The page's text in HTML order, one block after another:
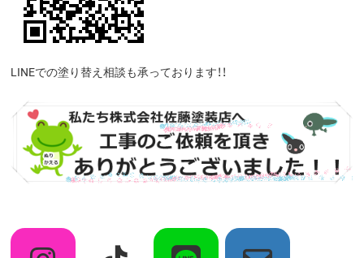
LINEでの塗り替え相談も承っております！！